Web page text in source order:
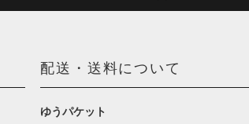
配送・送料について
ゆうパケット